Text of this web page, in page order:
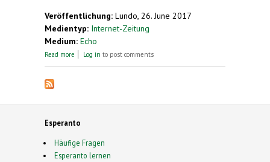
Veröffentlichung: Lundo, 26. June 2017
Medientyp: Internet-Zeitung
Medium: Echo
Read more about Esperanto bietet weltweite Kontakte ohne
Log in to post comments
Esperanto
Häufige Fragen
Esperanto lernen